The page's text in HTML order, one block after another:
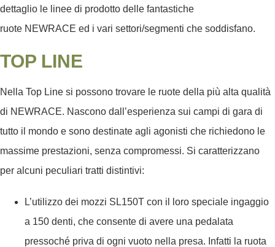
dettaglio le linee di prodotto delle fantastiche
ruote NEWRACE ed i vari settori/segmenti che soddisfano.
TOP LINE
Nella Top Line si possono trovare le ruote della più alta qualità
di NEWRACE. Nascono dall’esperienza sui campi di gara di
tutto il mondo e sono destinate agli agonisti che richiedono le
massime prestazioni, senza compromessi. Si caratterizzano
per alcuni peculiari tratti distintivi:
L’utilizzo dei mozzi SL150T con il loro speciale ingaggio
a 150 denti, che consente di avere una pedalata
pressoché priva di ogni vuoto nella presa. Infatti la ruota